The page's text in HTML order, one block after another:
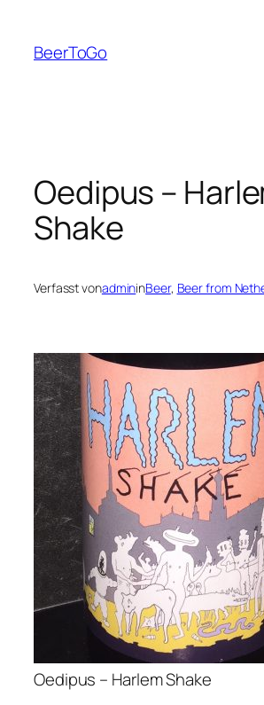
springen
BeerToGo
Oedipus –
Shake
Verfasst vonadmininBeer, Beer from
Oedipus – Harlem Shake